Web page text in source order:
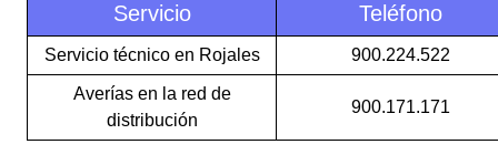
Servicio Teléfono
Servicio técnico en Rojales 900.224.522
Averías en la red de
distribución
900.171.171